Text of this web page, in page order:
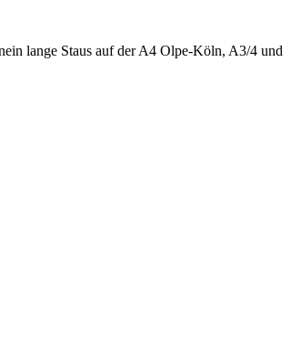
lange Staus auf der A4 Olpe-Köln, A3/4 und